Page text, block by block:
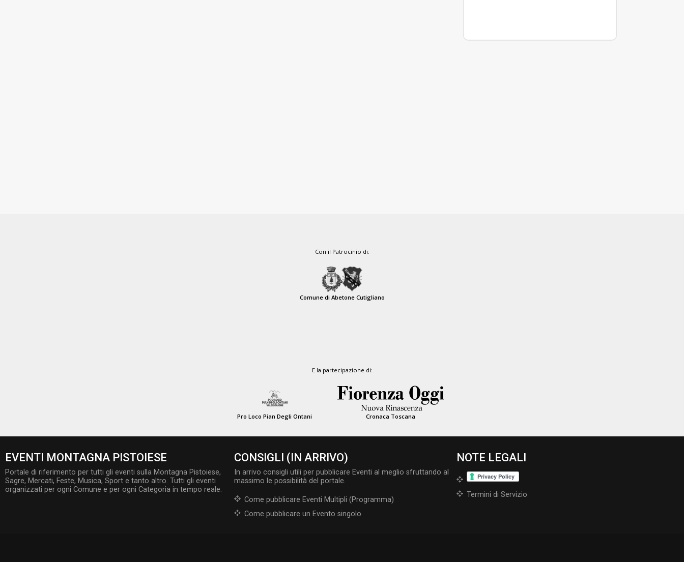
Con il Patrocinio di:
Comune di Abetone Cutigliano
E la partecipazione di:
Pro Loco Pian Degli Ontani Cronaca Toscana
EVENTI MONTAGNA PISTOIESE
Portale di riferimento per tutti gli eventi sulla Montagna Pistoiese,
Sagre, Mercati, Feste, Musica, Sport e tanto altro. Tutti gli eventi
organizzati per ogni Comune e per ogni Categoria in tempo reale.
CONSIGLI (IN ARRIVO)
In arrivo consigli utili per pubblicare Eventi al meglio sfruttando al
massimo le possibilità del portale.
Come pubblicare Eventi Multipli (Programma)
Come pubblicare un Evento singolo
NOTE LEGALI
Termini di Servizio